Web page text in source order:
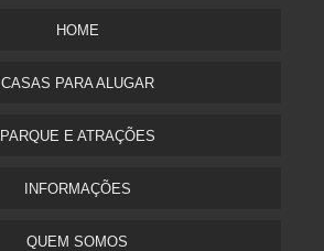
HOME
CASAS PARA ALUGAR
PARQUE E ATRAÇÕES
INFORMAÇÕES
QUEM SOMOS